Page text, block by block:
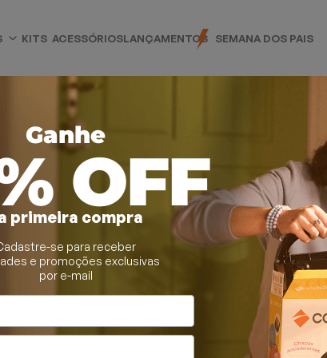
KITS ACESSÓRIOSLANÇAMENTOS SEMANA DOS PAIS
Ganhe
OFF
primeira compra
se para receber
e promoções exclusivas
por e-mail